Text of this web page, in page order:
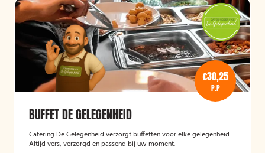
€30,25
P.P
BUFFET DE GELEGENHEID
Catering De Gelegenheid verzorgt buffetten voor elke gelegenheid.
Altijd vers, verzorgd en passend bij uw moment.